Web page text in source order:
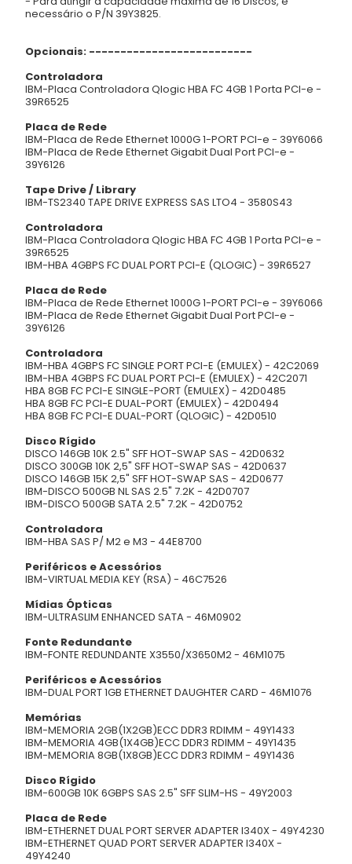
necessário o P/N 39Y3825.
Opcionais: --------------------------
Controladora
IBM-Placa Controladora Qlogic HBA FC 4GB 1 Porta PCI-e -
39R6525
Placa de Rede
IBM-Placa de Rede Ethernet 1000G 1-PORT PCI-e - 39Y6066
IBM-Placa de Rede Ethernet Gigabit Dual Port PCI-e -
39Y6126
Tape Drive / Library
IBM-TS2340 TAPE DRIVE EXPRESS SAS LTO4 - 3580S43
Controladora
IBM-Placa Controladora Qlogic HBA FC 4GB 1 Porta PCI-e -
39R6525
IBM-HBA 4GBPS FC DUAL PORT PCI-E (QLOGIC) - 39R6527
Placa de Rede
IBM-Placa de Rede Ethernet 1000G 1-PORT PCI-e - 39Y6066
IBM-Placa de Rede Ethernet Gigabit Dual Port PCI-e -
39Y6126
Controladora
IBM-HBA 4GBPS FC SINGLE PORT PCI-E (EMULEX) - 42C2069
IBM-HBA 4GBPS FC DUAL PORT PCI-E (EMULEX) - 42C2071
HBA 8GB FC PCI-E SINGLE-PORT (EMULEX) - 42D0485
HBA 8GB FC PCI-E DUAL-PORT (EMULEX) - 42D0494
HBA 8GB FC PCI-E DUAL-PORT (QLOGIC) - 42D0510
Disco Rígido
DISCO 146GB 10K 2.5" SFF HOT-SWAP SAS - 42D0632
DISCO 300GB 10K 2,5" SFF HOT-SWAP SAS - 42D0637
DISCO 146GB 15K 2,5" SFF HOT-SWAP SAS - 42D0677
IBM-DISCO 500GB NL SAS 2.5" 7.2K - 42D0707
IBM-DISCO 500GB SATA 2.5" 7.2K - 42D0752
Controladora
IBM-HBA SAS P/ M2 e M3 - 44E8700
Periféricos e Acessórios
IBM-VIRTUAL MEDIA KEY (RSA) - 46C7526
Mídias Ópticas
IBM-ULTRASLIM ENHANCED SATA - 46M0902
Fonte Redundante
IBM-FONTE REDUNDANTE X3550/X3650M2 - 46M1075
Periféricos e Acessórios
IBM-DUAL PORT 1GB ETHERNET DAUGHTER CARD - 46M1076
Memórias
IBM-MEMORIA 2GB(1X2GB)ECC DDR3 RDIMM - 49Y1433
IBM-MEMORIA 4GB(1X4GB)ECC DDR3 RDIMM - 49Y1435
IBM-MEMORIA 8GB(1X8GB)ECC DDR3 RDIMM - 49Y1436
Disco Rígido
IBM-600GB 10K 6GBPS SAS 2.5" SFF SLIM-HS - 49Y2003
Placa de Rede
IBM-ETHERNET DUAL PORT SERVER ADAPTER I340X - 49Y4230
IBM-ETHERNET QUAD PORT SERVER ADAPTER I340X -
49Y4240